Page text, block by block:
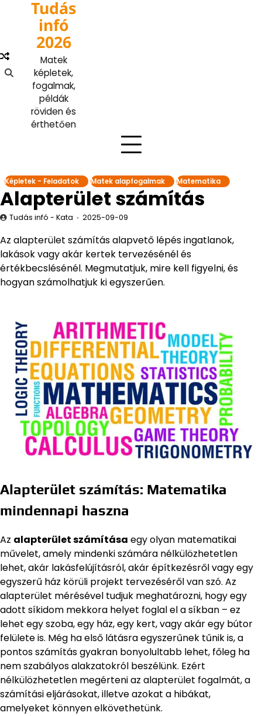
Tudás
infó
2026
Matek
képletek,
fogalmak,
példák
röviden és
érthetően
Képletek - Feladatok Matek alapfogalmak Matematika
Alapterület számítás
Tudás infó - Kata 2025-09-09
Az alapterület számítás alapvető lépés ingatlanok,
lakások vagy akár kertek tervezésénél és
értékbecslésénél. Megmutatjuk, mire kell figyelni, és
hogyan számolhatjuk ki egyszerűen.
Alapterület számítás: Matematika
mindennapi haszna
Az alapterület számítása egy olyan matematikai
művelet, amely mindenki számára nélkülözhetetlen
lehet, akár lakásfelújításról, akár építkezésről vagy egy
egyszerű ház körüli projekt tervezéséről van szó. Az
alapterület mérésével tudjuk meghatározni, hogy egy
adott síkidom mekkora helyet foglal el a síkban – ez
lehet egy szoba, egy ház, egy kert, vagy akár egy bútor
felülete is. Még ha első látásra egyszerűnek tűnik is, a
pontos számítás gyakran bonyolultabb lehet, főleg ha
nem szabályos alakzatokról beszélünk. Ezért
nélkülözhetetlen megérteni az alapterület fogalmát, a
számítási eljárásokat, illetve azokat a hibákat,
amelyeket könnyen elkövethetünk.